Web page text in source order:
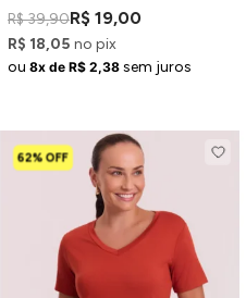
R$ 39,90R$ 19,00
R$ 18,05 no pix
ou 8x de R$ 2,38 sem juros
62% OFF